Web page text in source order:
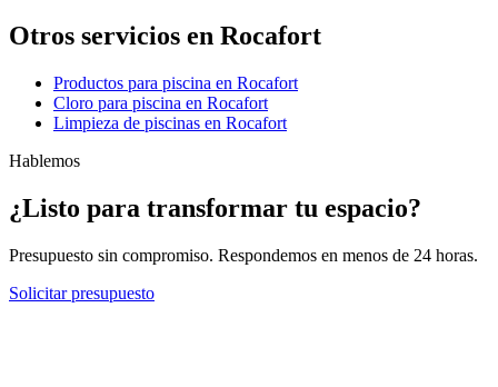
Otros servicios en Rocafort
Productos para piscina en Rocafort
Cloro para piscina en Rocafort
Limpieza de piscinas en Rocafort
Hablemos
¿Listo para transformar tu espacio?
Presupuesto sin compromiso. Respondemos en menos de 24 horas.
Solicitar presupuesto